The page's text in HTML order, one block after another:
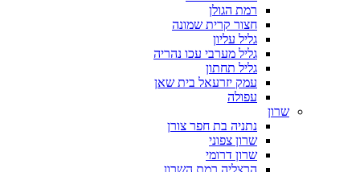
רמת הגולן
חצור קרית שמונה
גליל עליון
גליל מערבי עכו נהריה
גליל תחתון
עמק יזרעאל בית שאן
עפולה
שרון
נתניה בת חפר צורן
שרון צפוני
שרון דרומי
הרצליה רמת השרון